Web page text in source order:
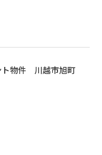
ト物件 川越市旭町